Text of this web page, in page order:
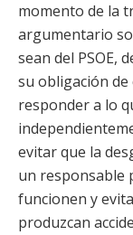
momento de la
argumentario
sean del PSOE,
su obligación
responder a lo
evitar que la
un responsable
funcionen y
produzcan